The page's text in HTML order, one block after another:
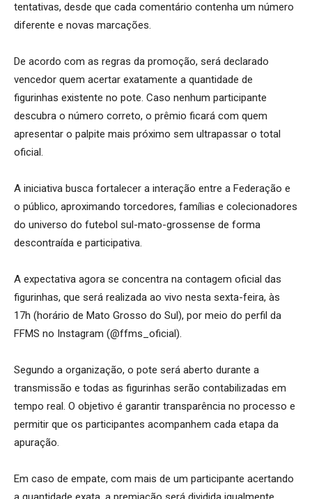
tentativas, desde que cada comentário contenha um número
diferente e novas marcações.
De acordo com as regras da promoção, será declarado
vencedor quem acertar exatamente a quantidade de
figurinhas existente no pote. Caso nenhum participante
descubra o número correto, o prêmio ficará com quem
apresentar o palpite mais próximo sem ultrapassar o total
oficial.
A iniciativa busca fortalecer a interação entre a Federação e
o público, aproximando torcedores, famílias e colecionadores
do universo do futebol sul-mato-grossense de forma
descontraída e participativa.
A expectativa agora se concentra na contagem oficial das
figurinhas, que será realizada ao vivo nesta sexta-feira, às
17h (horário de Mato Grosso do Sul), por meio do perfil da
FFMS no Instagram (@ffms_oficial).
Segundo a organização, o pote será aberto durante a
transmissão e todas as figurinhas serão contabilizadas em
tempo real. O objetivo é garantir transparência no processo e
permitir que os participantes acompanhem cada etapa da
apuração.
Em caso de empate, com mais de um participante acertando